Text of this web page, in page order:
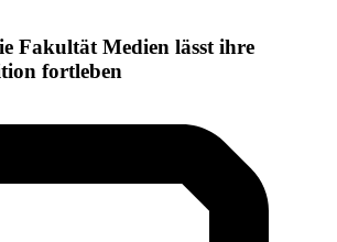
Fakultät Medien lässt ihre
fortleben